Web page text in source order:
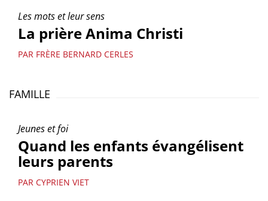
Les mots et leur sens
La prière Anima Christi
PAR FRÈRE BERNARD CERLES
FAMILLE
Jeunes et foi
Quand les enfants évangélisent
leurs parents
PAR CYPRIEN VIET